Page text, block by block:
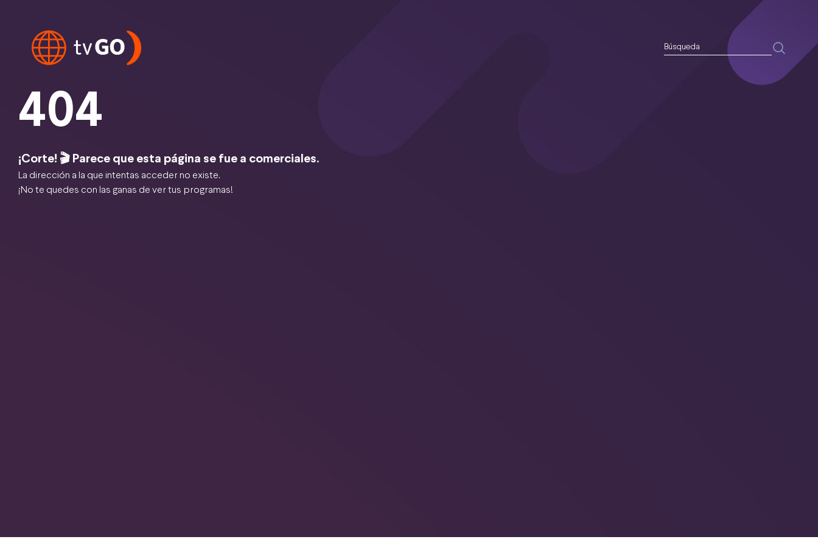
404
¡Corte! 🎬 Parece que esta página se fue a comerciales.
La dirección a la que intentas acceder no existe.
¡No te quedes con las ganas de ver tus programas!